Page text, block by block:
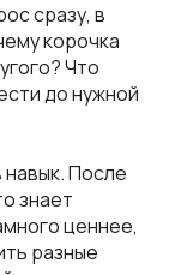
сразу, в
корочка
Что
до нужной
После
знает
ценнее,
разные